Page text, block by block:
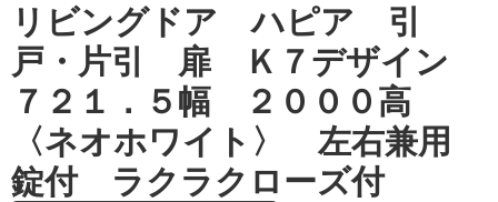
リビングドア ハピア 引
戸・片引 扉 Ｋ７デザイン
７２１．５幅 ２０００高
〈ネオホワイト〉 左右兼用
錠付 ラクラクローズ付